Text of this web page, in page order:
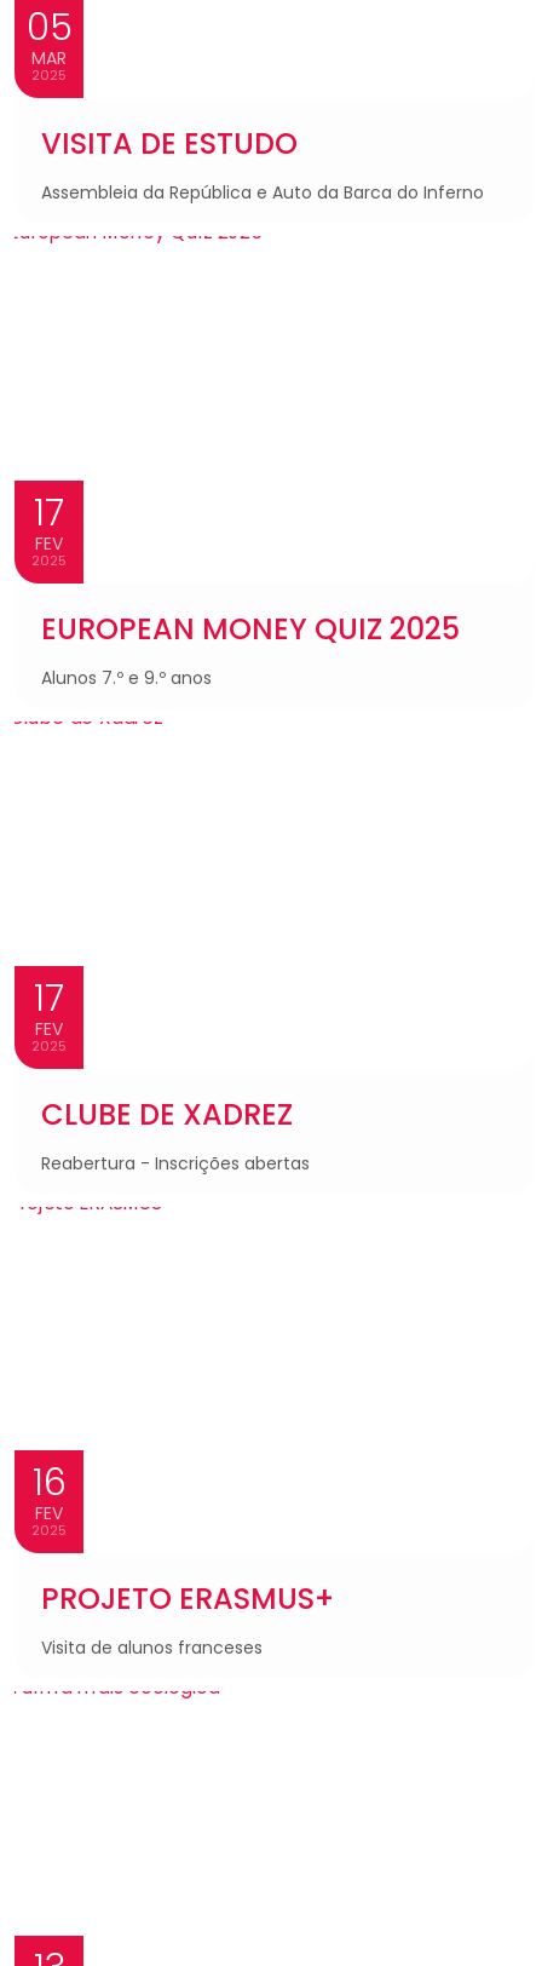
05
MAR
2025
VISITA DE ESTUDO
Assembleia da República e Auto da Barca do Inferno
17
FEV
2025
EUROPEAN MONEY QUIZ 2025
Alunos 7.º e 9.º anos
17
FEV
2025
CLUBE DE XADREZ
Reabertura - Inscrições abertas
16
FEV
2025
PROJETO ERASMUS+
Visita de alunos franceses